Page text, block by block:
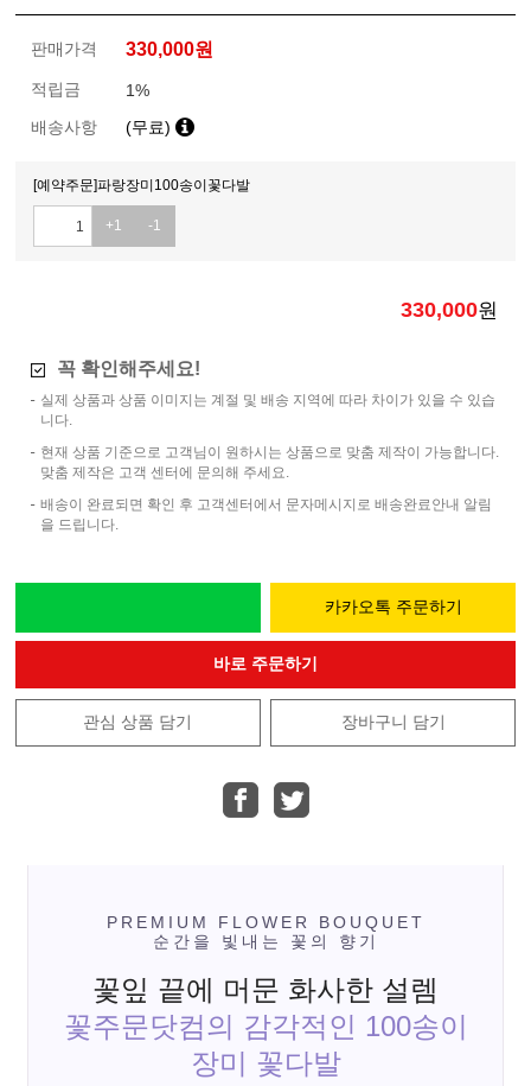
판매가격 330,000원
적립금
1%
배송사항
(무료)
[예약주문]파랑장미100송이꽃다발
+1 -1
330,000원
꼭 확인해주세요!
실제 상품과 상품 이미지는 계절 및 배송 지역에 따라 차이가 있을 수 있습
니다.
현재 상품 기준으로 고객님이 원하시는 상품으로 맞춤 제작이 가능합니다.
맞춤 제작은 고객 센터에 문의해 주세요.
배송이 완료되면 확인 후 고객센터에서 문자메시지로 배송완료안내 알림
을 드립니다.
카카오톡 주문하기
바로 주문하기
관심 상품 담기 장바구니 담기
PREMIUM FLOWER BOUQUET
순간을 빛내는 꽃의 향기
꽃잎 끝에 머문 화사한 설렘
꽃주문닷컴의 감각적인 100송이
장미 꽃다발